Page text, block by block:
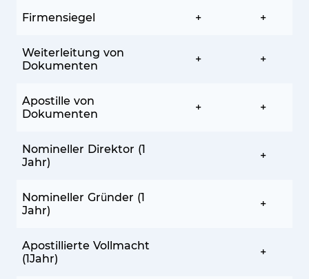
Firmensiegel + +
Weiterleitung von
Dokumenten
+ +
Apostille von
Dokumenten
+ +
Nomineller Direktor (1
Jahr)
+
Nomineller Gründer (1
Jahr)
+
Apostillierte Vollmacht
(1Jahr)
+